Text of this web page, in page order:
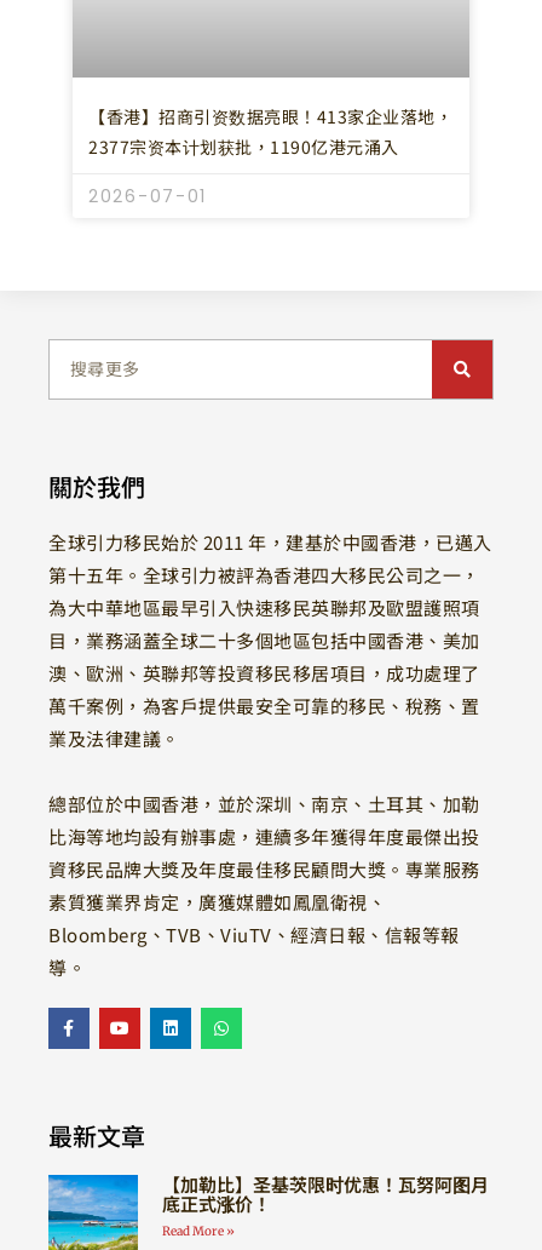
【香港】招商引资数据亮眼！413家企业落地，
2377宗资本计划获批，1190亿港元涌入
2026-07-01
關於我們
全球引力移民始於 2011 年，建基於中國香港，已邁入
第十五年。全球引力被評為香港四大移民公司之一，
為大中華地區最早引入快速移民英聯邦及歐盟護照項
目，業務涵蓋全球二十多個地區包括中國香港、美加
澳、歐洲、英聯邦等投資移民移居項目，成功處理了
萬千案例，為客戶提供最安全可靠的移民、稅務、置
業及法律建議。
總部位於中國香港，並於深圳、南京、土耳其、加勒
比海等地均設有辦事處，連續多年獲得年度最傑出投
資移民品牌大獎及年度最佳移民顧問大獎。專業服務
素質獲業界肯定，廣獲媒體如鳳凰衛視、
Bloomberg、TVB、ViuTV、經濟日報、信報等報
導。
最新文章
【加勒比】圣基茨限时优惠！瓦努阿图月
底正式涨价！
Read More »